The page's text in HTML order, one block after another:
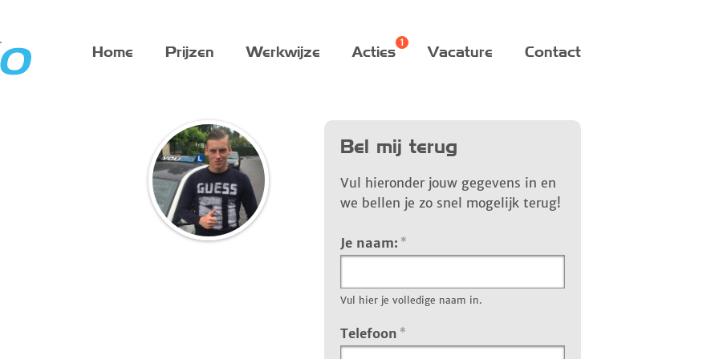
Home Prijzen Werkwijze Acties Vacature Contact
Bel mij terug
Vul hieronder jouw gegevens in en
we bellen je zo snel mogelijk terug!
Je naam: *
Vul hier je volledige naam in.
Telefoon *